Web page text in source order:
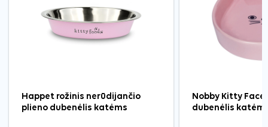
Happet rožinis nerūdijančio
plieno dubenėlis katėms
Nobby Kitty Face
dubenėlis